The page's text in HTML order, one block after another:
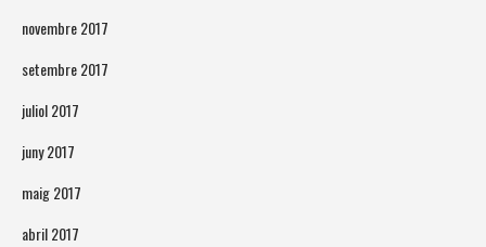
novembre 2017
setembre 2017
juliol 2017
juny 2017
maig 2017
abril 2017